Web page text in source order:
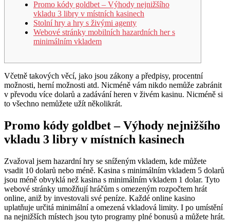
Promo kódy goldbet – Výhody nejnižšího
vkladu 3 libry v místních kasinech
Stolní hry a hry s živými agenty
Webové stránky mobilních hazardních her s
minimálním vkladem
Včetně takových věcí, jako jsou zákony a předpisy, procentní
možnosti, herní možnosti atd. Nicméně vám nikdo nemůže zabránit
v převodu více dolarů a zadávání heren v živém kasinu. Nicméně si
to všechno nemůžete užít několikrát.
Promo kódy goldbet – Výhody nejnižšího
vkladu 3 libry v místních kasinech
Zvažoval jsem hazardní hry se sníženým vkladem, kde můžete
vsadit 10 dolarů nebo méně. Kasina s minimálním vkladem 5 dolarů
jsou méně obvyklá než kasina s minimálním vkladem 1 dolar. Tyto
webové stránky umožňují hráčům s omezeným rozpočtem hrát
online, aniž by investovali své peníze. Každé online kasino
uplatňuje určitá minimální a omezená vkladová limity. I po umístění
na nejnižších místech jsou tyto programy plné bonusů a můžete hrát.